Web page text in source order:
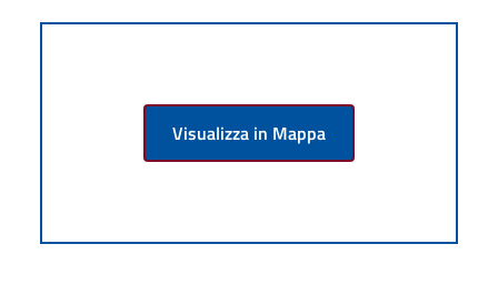
Visualizza in Mappa